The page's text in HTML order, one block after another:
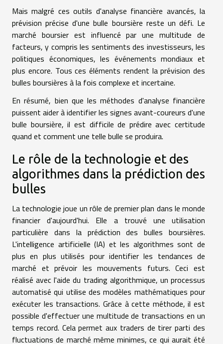
Mais malgré ces outils d'analyse financière avancés, la
prévision précise d'une bulle boursière reste un défi. Le
marché boursier est influencé par une multitude de
facteurs, y compris les sentiments des investisseurs, les
politiques économiques, les événements mondiaux et
plus encore. Tous ces éléments rendent la prévision des
bulles boursières à la fois complexe et incertaine.
En résumé, bien que les méthodes d'analyse financière
puissent aider à identifier les signes avant-coureurs d'une
bulle boursière, il est difficile de prédire avec certitude
quand et comment une telle bulle se produira.
Le rôle de la technologie et des
algorithmes dans la prédiction des
bulles
La technologie joue un rôle de premier plan dans le monde
financier d'aujourd'hui. Elle a trouvé une utilisation
particulière dans la prédiction des bulles boursières.
L'intelligence artificielle (IA) et les algorithmes sont de
plus en plus utilisés pour identifier les tendances de
marché et prévoir les mouvements futurs. Ceci est
réalisé avec l'aide du trading algorithmique, un processus
automatisé qui utilise des modèles mathématiques pour
exécuter les transactions. Grâce à cette méthode, il est
possible d'effectuer une multitude de transactions en un
temps record. Cela permet aux traders de tirer parti des
fluctuations de marché même minimes, ce qui aurait été